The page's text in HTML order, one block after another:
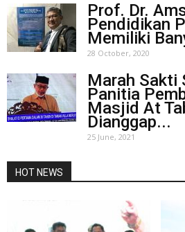
Prof. Dr.
Pendidikan
Memiliki
28 October, 2020
Marah Sakti
Panitia
Masjid At
Dianggap...
25 June, 2021
HOT NEWS